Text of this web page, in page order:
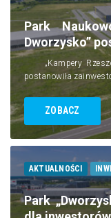
Park
Dworzysko”
„Kampery
postanowiła
ZOBACZ
AKTUALNOŚCI
Park